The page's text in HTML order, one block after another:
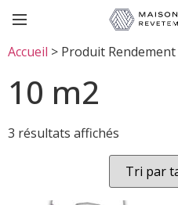
Accueil > Produit Rendement
10 m2
3 résultats affichés
Léa